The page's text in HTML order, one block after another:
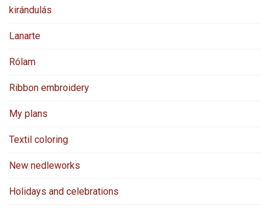
kirándulás
Lanarte
Rólam
Ribbon embroidery
My plans
Textil coloring
New nedleworks
Holidays and celebrations